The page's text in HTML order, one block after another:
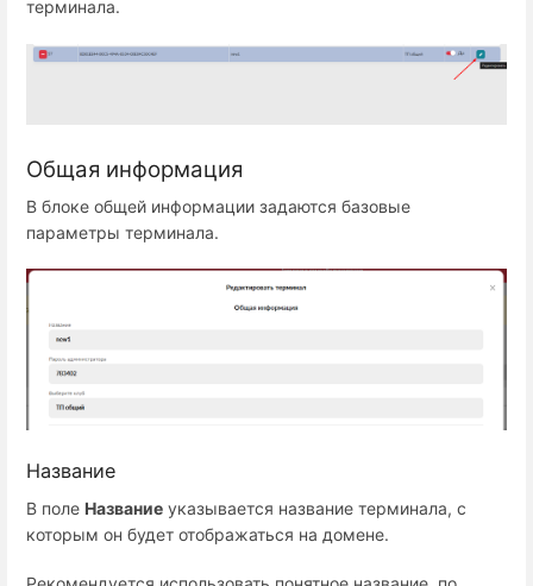
терминала.
Общая информация
В блоке общей информации задаются базовые
параметры терминала.
Название
В поле Название указывается название терминала, с
которым он будет отображаться на домене.